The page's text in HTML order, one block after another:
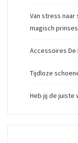
Van stress
magisch
Accessoires
Tijdloze
Heb jij de juiste